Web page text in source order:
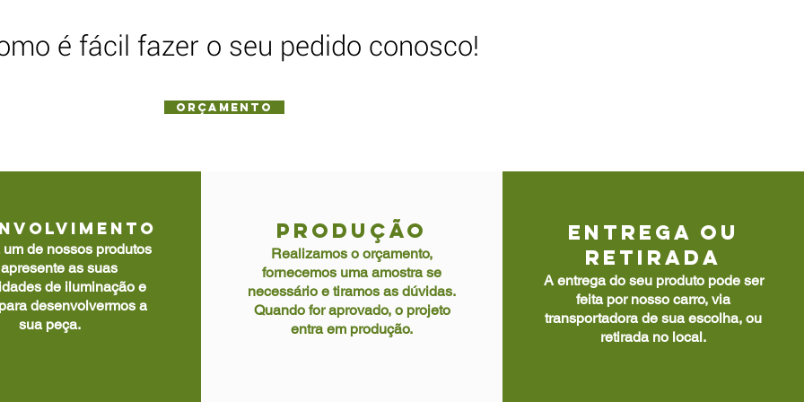
é fácil fazer o seu pedido conosco!
ORÇAMENTO
de nossos produtos
as suas
de iluminação e
desenvolvermos a
sua peça.
PRODUÇÃO
Realizamos o orçamento,
fornecemos uma amostra se
necessário e tiramos as dúvidas.
Quando for aprovado, o projeto
entra em produção.
ENTREGA OU
RETIRADA
A entrega do seu produto pode ser
feita por nosso carro, via
transportadora de sua escolha, ou
retirada no local.